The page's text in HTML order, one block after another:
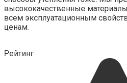
высококачественные
всем эксплуатационным
ценам.
Рейтинг